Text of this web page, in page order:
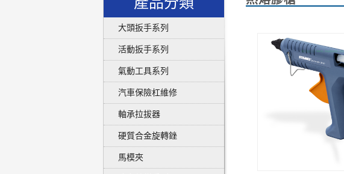
大頭扳手系列
活動扳手系列
氣動工具系列
汽車保險杠維修
軸承拉拔器
硬質合金旋轉銼
馬模夾